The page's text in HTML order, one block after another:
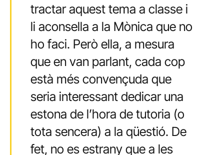
tractar aquest tema a classe i
li aconsella a la Mònica que no
ho faci. Però ella, a mesura
que en van parlant, cada cop
està més convençuda que
seria interessant dedicar una
estona de l’hora de tutoria (o
tota sencera) a la qüestió. De
fet, no es estrany que a les